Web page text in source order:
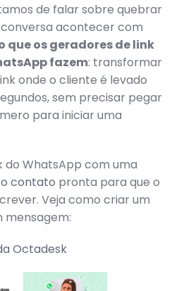
de falar sobre quebrar
acontecer com
que os geradores de link
fazem: transformar
onde o cliente é levado
sem precisar pegar
para iniciar uma
do WhatsApp com uma
contato pronta para que o
Veja como criar um
mensagem:
Octadesk